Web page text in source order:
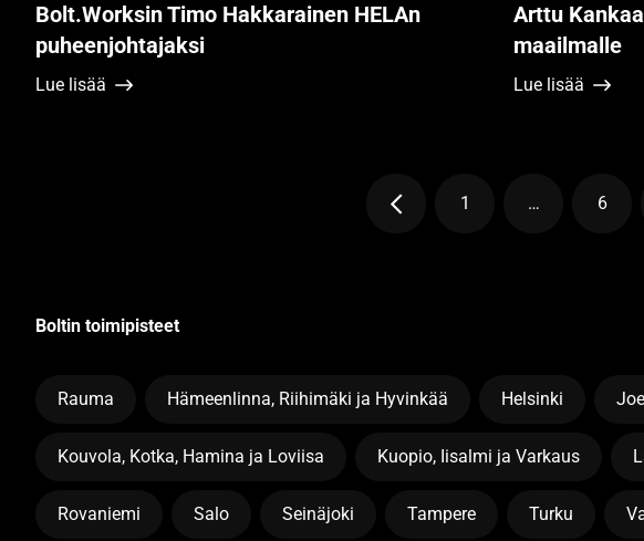
Bolt.Worksin Timo Hakkarainen HELAn
puheenjohtajaksi
Lue lisää
Arttu
maailmalle
Lue lisää
Sivu
1 … Sivu
6
Boltin toimipisteet
Rauma Hämeenlinna, Riihimäki ja Hyvinkää Helsinki
Kouvola, Kotka, Hamina ja Loviisa Kuopio, Iisalmi ja Varkaus
Rovaniemi Salo Seinäjoki Tampere Turku